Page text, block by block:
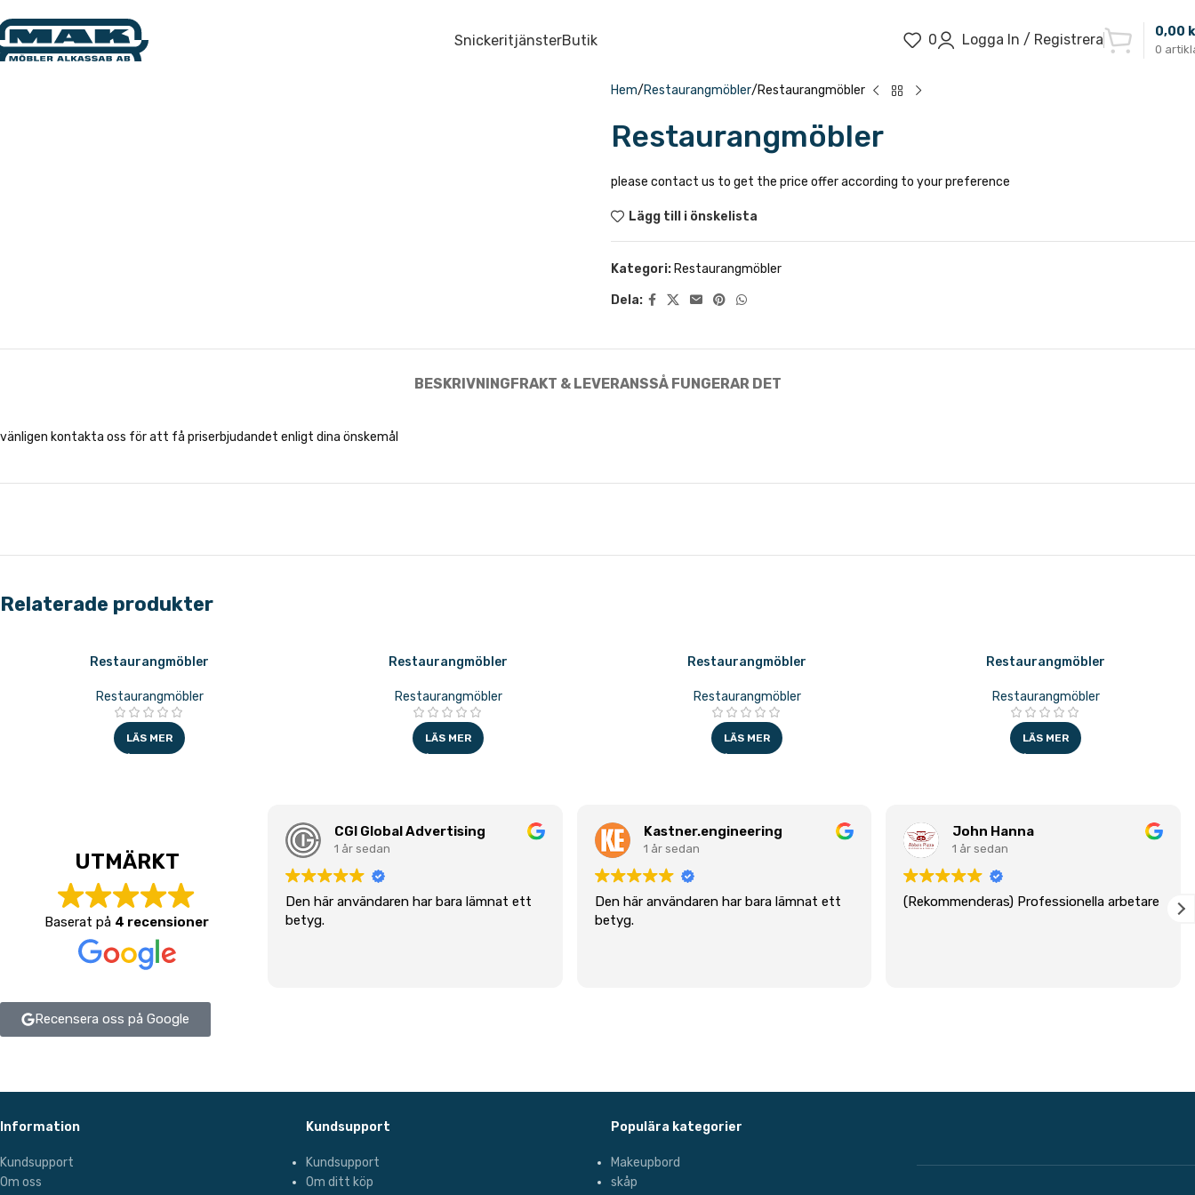
SnickeritjänsterButik 0 Logga In / Registrera
0
0,00
Hem Restaurangmöbler Restaurangmöbler
Restaurangmöbler
please contact us to get the price offer according to your preference
Lägg till i önskelista
Kategori: Restaurangmöbler
Dela:
BESKRIVNINGFRAKT & LEVERANSSÅ FUNGERAR DET
vänligen kontakta oss för att få priserbjudandet enligt dina önskemål
Relaterade produkter
Restaurangmöbler
Restaurangmöbler
LÄS MER
Restaurangmöbler
Restaurangmöbler
LÄS MER
Restaurangmöbler
Restaurangmöbler
LÄS MER
Restaurangmöbler
Restaurangmöbler
LÄS MER
UTMÄRKT
Baserat på 4 recensioner
CGI Global Advertising
1 år sedan
Den här användaren har bara lämnat ett
betyg.
Kastner.engineering
1 år sedan
Den här användaren har bara lämnat ett
betyg.
John Hanna
1 år sedan
(Rekommenderas) Professionella arbetare
Recensera oss på Google
Information
Kundsupport
Om oss
Kundsupport
Kundsupport
Om ditt köp
Populära kategorier
Makeupbord
skåp